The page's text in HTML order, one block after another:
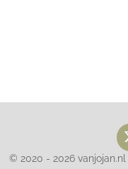
© 2020 - 2026 vanjojan.nl